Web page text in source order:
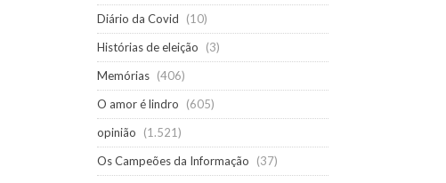
Diário da Covid
(10)
Histórias de eleição
(3)
Memórias (406)
O amor é lindro
(605)
opinião
(1.521)
Os Campeões da Informação
(37)